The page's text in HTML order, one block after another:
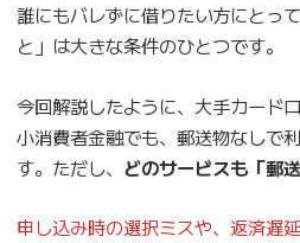
誰にもバレずに借りたい方にとっ
と」は大きな条件のひとつです。
今回解説したように、大手カード
小消費者金融でも、郵送物なしで
す。ただし、 どのサービスも「郵
申し込み時の選択ミスや、返済遅